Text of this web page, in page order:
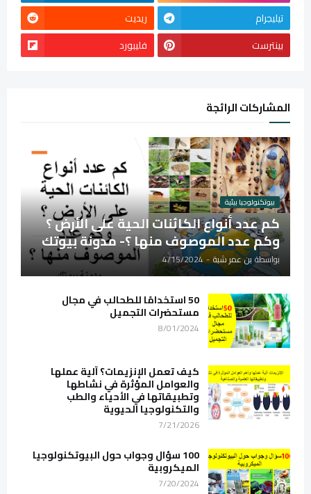
تيليجرام
ريديت
بينترست
فليبورد
المشاركات الرائجة
بيوتكنولوجيا بيئية
كم عدد أنواع الكائنات الحية على الأرض ؟
وكم عدد الموصوف منها ؟- مدونة بيوتك
بواسطة بن عمر شبة-
4/15/2024
50 استخدامًا للطحالب في مجال
مستحضرات التجميل
8/01/2024
كيف تعمل الإنزيمات؟ آلية عملها
والعوامل المؤثرة في نشاطها
وتطبيقاتها في الأحياء والطب
والتكنولوجيا الحيوية
7/21/2026
100 سؤال وجواب حول البيوتكنولوجيا
الميكروبية
7/20/2024